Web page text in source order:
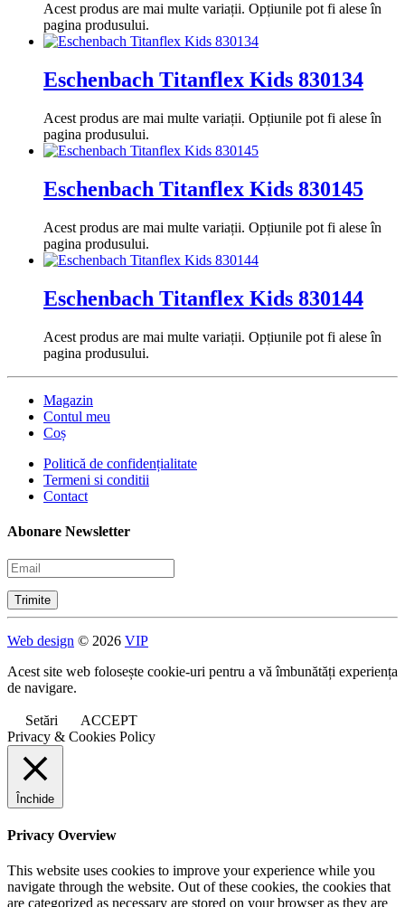
Acest produs are mai multe variații. Opțiunile pot fi alese în
pagina produsului.
Eschenbach Titanflex Kids 830134
Acest produs are mai multe variații. Opțiunile pot fi alese în
pagina produsului.
Eschenbach Titanflex Kids 830145
Acest produs are mai multe variații. Opțiunile pot fi alese în
pagina produsului.
Eschenbach Titanflex Kids 830144
Acest produs are mai multe variații. Opțiunile pot fi alese în
pagina produsului.
Magazin
Contul meu
Coș
Politică de confidențialitate
Termeni si conditii
Contact
Abonare Newsletter
Web design © 2026 VIP
Acest site web folosește cookie-uri pentru a vă îmbunătăți experiența
de navigare.
Setări
ACCEPT
Privacy & Cookies Policy
Închide
Privacy Overview
This website uses cookies to improve your experience while you
navigate through the website. Out of these cookies, the cookies that
are categorized as necessary are stored on your browser as they are